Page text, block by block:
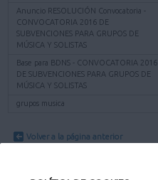
Anuncio RESOLUCIÓN Convocatoria -
CONVOCATORIA 2016 DE
SUBVENCIONES PARA GRUPOS DE
MÚSICA Y SOLISTAS
Base para BDNS - CONVOCATORIA 2016
DE SUBVENCIONES PARA GRUPOS DE
MÚSICA Y SOLISTAS
grupos musica
Volver a la página anterior